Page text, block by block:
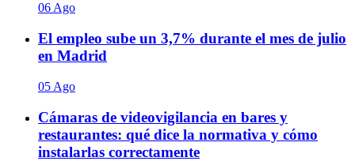
06 Ago
El empleo sube un 3,7% durante el mes de julio
en Madrid
05 Ago
Cámaras de videovigilancia en bares y
restaurantes: qué dice la normativa y cómo
instalarlas correctamente